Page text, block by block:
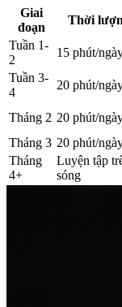
Giai
đoạn
Thời
Tuần 1-
2
15 phút/
Tuần 3-
4
20 phút/
Tháng 2 20 phút/
Tháng 3 20 phút/
Tháng
4+
Luyện tập
sóng